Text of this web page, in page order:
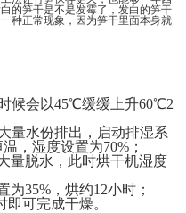
的笋干是不是发霉了，发白的笋干
种正常现象，因为笋干里面本身就
候会以45℃缓缓上升60℃2
量水份排出，启动排湿系
，湿度设置为70%；
量脱水，此时烘干机湿度
35%，烘约12小时；
可完成干燥。